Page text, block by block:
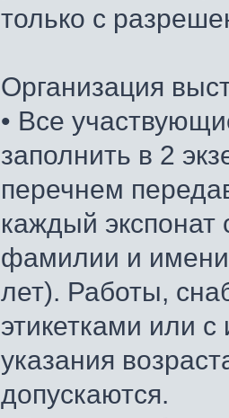
только с
Организация
• Все
заполнить в 2
перечнем
каждый
фамилии и имени
лет). Работы,
этикетками или
указания
допускаются.